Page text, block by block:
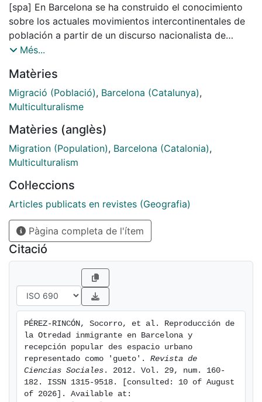
[spa] En Barcelona se ha construido el conocimiento
sobre los actuales movimientos intercontinentales de
población a partir de un discurso nacionalista de
diferenciación entre el 'nosotros autóctono' y los
significadas como invasiones de extranjeros que se
concretan en el espacio urbano en la configuración de
'guetos' de degradación social. El presente artículo
mediática de dos tópicos recurrentes en el discurso
hegemónico: el terrorismo islámico y las bandas
latinas. El objetivo es evaluar la modificación y
acto de recepción.
[eng] In Barcelona, knowledge about the current
intercontinental circulation of population
has been constructed on the basis of a nationalistic
discourse in which differences
between the “native us” and the “immigrant other” has
been established at the
same time. Migrations has been signified this way as
invasions from abroad which
perform themselves in urban space as “ghettos” linked
to social degradation. This
article shows the outcome from a research about
media reception relative to two
recurrent topics of the hegemonic discourse about
immigration: Muslim terrorism
Més...
Matèries
Migració (Població), Barcelona (Catalunya),
Multiculturalisme
Matèries (anglès)
Migration (Population), Barcelona (Catalonia),
Multiculturalism
Col·leccions
Articles publicats en revistes (Geografia)
Pàgina completa de l'ítem
Citació
PÉREZ-RINCÓN, Socorro, et al. Reproducción de
la Otredad inmigrante en Barcelona y
recepción popular des espacio urbano
representado como 'gueto'. Revista de
Ciencias Sociales . 2012. Vol. 29, num. 160-
182. ISSN 1315-9518. [consulted: 10 of August
of 2026]. Available at: